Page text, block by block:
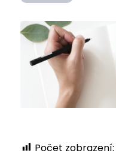
Počet zobrazení: